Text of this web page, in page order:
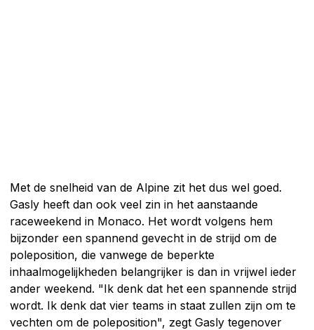
Met de snelheid van de Alpine zit het dus wel goed.
Gasly heeft dan ook veel zin in het aanstaande
raceweekend in Monaco. Het wordt volgens hem
bijzonder een spannend gevecht in de strijd om de
poleposition, die vanwege de beperkte
inhaalmogelijkheden belangrijker is dan in vrijwel ieder
ander weekend. "Ik denk dat het een spannende strijd
wordt. Ik denk dat vier teams in staat zullen zijn om te
vechten om de poleposition", zegt Gasly tegenover